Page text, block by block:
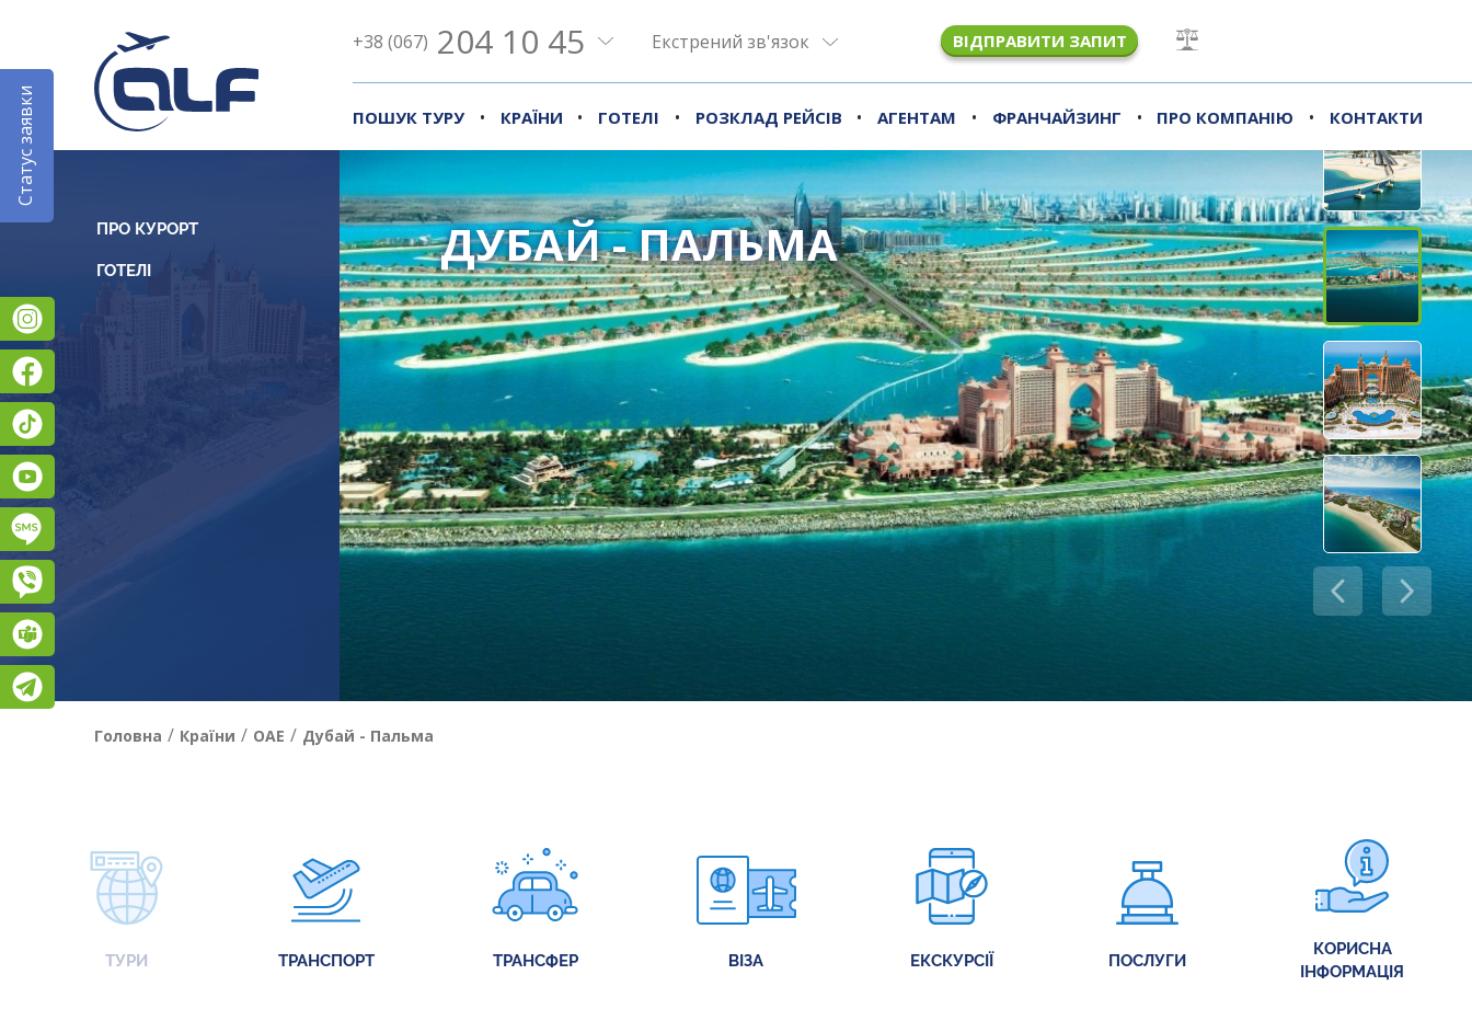
+38 (067) 204 10 45 Екстрений зв'язок ВІДПРАВИТИ ЗАПИТ
ПОШУК ТУРУ • КРАЇНИ • ГОТЕЛІ • РОЗКЛАД РЕЙСІВ • АГЕНТАМ • ФРАНЧАЙЗИНГ • ПРО КОМПАНІЮ • КОНТАКТИ
Статус заявки
ДУБАЙ - ПАЛЬМА
ПРО КУРОРТ
Головна / Країни / ОАЕ / Дубай - Пальма
ТУРИ ТРАНСПОРТ ТРАНСФЕР ВІЗА ЕКСКУРСІЇ ПОСЛУГИ
КОРИСНА
ІНФОРМАЦІЯ